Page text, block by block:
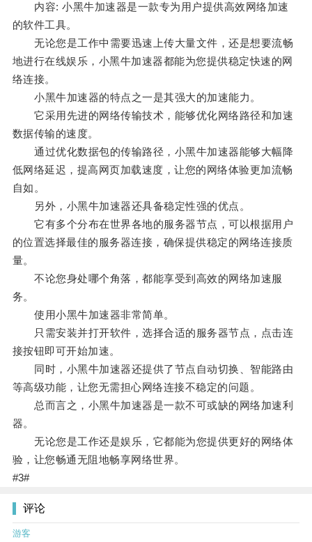
内容: 小黑牛加速器是一款专为用户提供高效网络加速
的软件工具。
无论您是工作中需要迅速上传大量文件，还是想要流畅
地进行在线娱乐，小黑牛加速器都能为您提供稳定快速的网
络连接。
小黑牛加速器的特点之一是其强大的加速能力。
它采用先进的网络传输技术，能够优化网络路径和加速
数据传输的速度。
通过优化数据包的传输路径，小黑牛加速器能够大幅降
低网络延迟，提高网页加载速度，让您的网络体验更加流畅
自如。
另外，小黑牛加速器还具备稳定性强的优点。
它有多个分布在世界各地的服务器节点，可以根据用户
的位置选择最佳的服务器连接，确保提供稳定的网络连接质
量。
不论您身处哪个角落，都能享受到高效的网络加速服
务。
使用小黑牛加速器非常简单。
只需安装并打开软件，选择合适的服务器节点，点击连
接按钮即可开始加速。
同时，小黑牛加速器还提供了节点自动切换、智能路由
等高级功能，让您无需担心网络连接不稳定的问题。
总而言之，小黑牛加速器是一款不可或缺的网络加速利
器。
无论您是工作还是娱乐，它都能为您提供更好的网络体
验，让您畅通无阻地畅享网络世界。
#3#
评论
游客